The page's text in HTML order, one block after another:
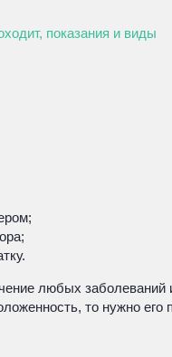
показания и виды
любых
то нужно его